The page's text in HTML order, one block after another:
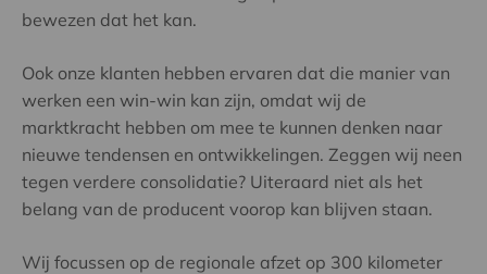
bewezen dat het kan.
Ook onze klanten hebben ervaren dat die manier van
werken een win-win kan zijn, omdat wij de
marktkracht hebben om mee te kunnen denken naar
nieuwe tendensen en ontwikkelingen. Zeggen wij neen
tegen verdere consolidatie? Uiteraard niet als het
belang van de producent voorop kan blijven staan.
Wij focussen op de regionale afzet op 300 kilometer